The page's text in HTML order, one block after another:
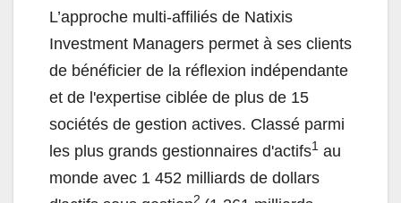
L’approche multi-affiliés de Natixis
Investment Managers permet à ses clients
de bénéficier de la réflexion indépendante
et de l'expertise ciblée de plus de 15
sociétés de gestion actives. Classé parmi
les plus grands gestionnaires d'actifs1 au
monde avec 1 452 milliards de dollars
2